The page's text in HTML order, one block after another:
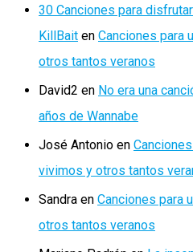
30 Canciones para
KillBait en Canciones para
otros tantos veranos
David2 en No era una
años de Wannabe
José Antonio en
vivimos y otros tantos
Sandra en Canciones para
otros tantos veranos